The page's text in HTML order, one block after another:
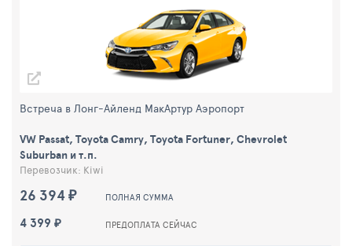
26 394 ₽ ПОЛНАЯ СУММА
4 399 ₽ ПРЕДОПЛАТА СЕЙЧАС
Встреча в Лонг-Айленд МакАртур Aэропорт
VW Passat, Toyota Camry, Toyota Fortuner, Chevrolet
Suburban и т.п.
Перевозчик: Kiwi